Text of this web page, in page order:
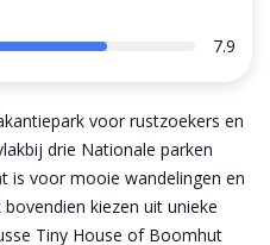
voor rustzoekers en
drie Nationale parken
is voor mooie wandelingen en
kiezen uit unieke
Tiny House of Boomhut
7.9